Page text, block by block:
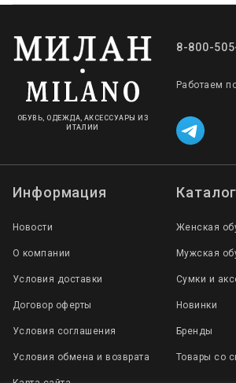
ОБУВЬ, ОДЕЖДА, АКСЕССУАРЫ ИЗ
ИТАЛИИ
8-800-
Работаем
Информация
Новости
О компании
Условия доставки
Договор оферты
Условия соглашения
Условия обмена и возврата
Каталог
Женская
Мужская
Сумки и
Новинки
Бренды
Товары со